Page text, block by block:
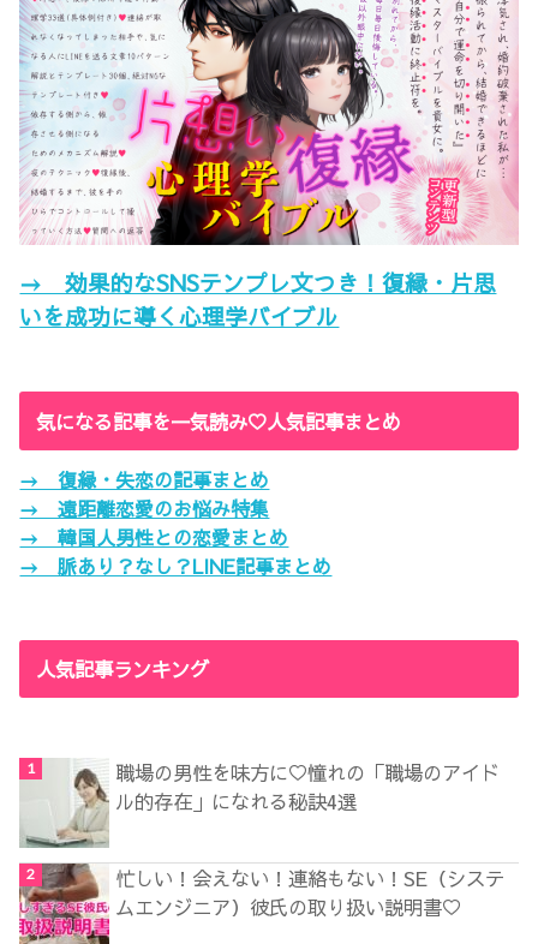
→ 効果的なSNSテンプレ文つき！復縁・片思
いを成功に導く心理学バイブル
気になる記事を一気読み♡人気記事まとめ
→ 復縁・失恋の記事まとめ
→ 遠距離恋愛のお悩み特集
→ 韓国人男性との恋愛まとめ
→ 脈あり？なし？LINE記事まとめ
人気記事ランキング
職場の男性を味方に♡憧れの「職場のアイド
ル的存在」になれる秘訣4選
忙しい！会えない！連絡もない！SE（システ
ムエンジニア）彼氏の取り扱い説明書♡